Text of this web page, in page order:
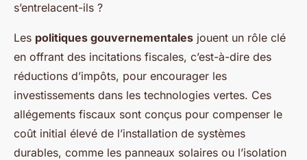
s’entrelacent-ils ?
Les politiques gouvernementales jouent un rôle clé
en offrant des incitations fiscales, c’est-à-dire des
réductions d’impôts, pour encourager les
investissements dans les technologies vertes. Ces
allégements fiscaux sont conçus pour compenser le
coût initial élevé de l’installation de systèmes
durables, comme les panneaux solaires ou l’isolation